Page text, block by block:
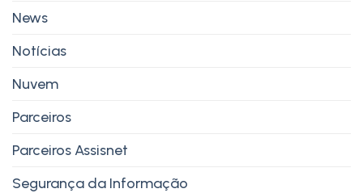
News
Notícias
Nuvem
Parceiros
Parceiros Assisnet
Segurança da Informação